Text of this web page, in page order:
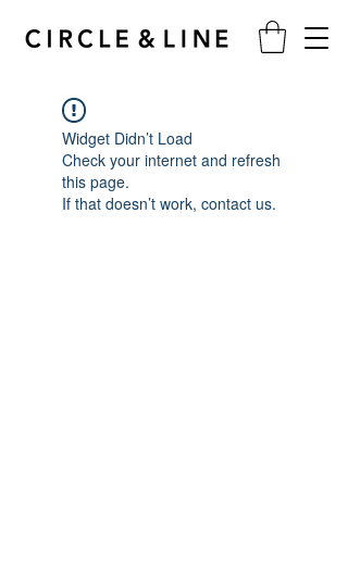
Widget Didn’t Load
Check your internet and refresh
this page.
If that doesn’t work, contact us.